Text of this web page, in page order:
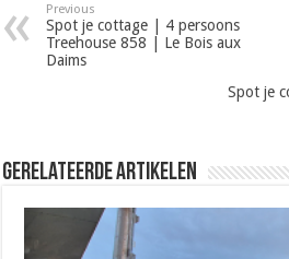
Previous
Spot je cottage | 4 persoons
Treehouse 858 | Le Bois aux
Daims
Spot je
Gerelateerde Artikelen